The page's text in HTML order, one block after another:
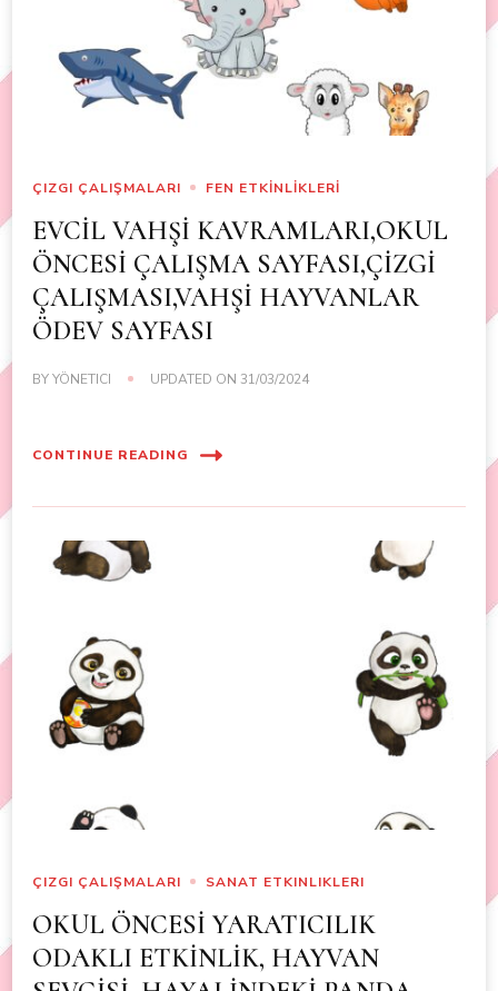
ÇIZGI ÇALIŞMALARI FEN ETKİNLİKLERİ
EVCİL VAHŞİ KAVRAMLARI,OKUL
ÖNCESİ ÇALIŞMA SAYFASI,ÇİZGİ
ÇALIŞMASI,VAHŞİ HAYVANLAR
ÖDEV SAYFASI
BYYÖNETICI UPDATED ON 31/03/2024
CONTINUE READING
ÇIZGI ÇALIŞMALARI SANAT ETKINLIKLERI
OKUL ÖNCESİ YARATICILIK
ODAKLI ETKİNLİK, HAYVAN